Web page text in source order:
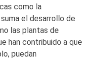
como la
el desarrollo de
las plantas de
han contribuido a que
puedan